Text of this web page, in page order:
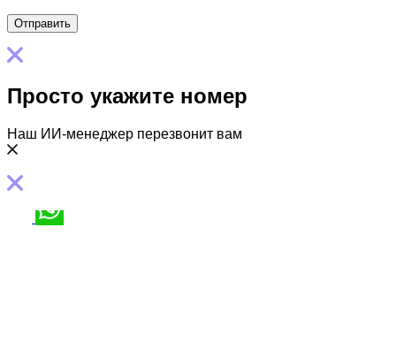
Просто укажите номер
Наш ИИ-менеджер перезвонит вам